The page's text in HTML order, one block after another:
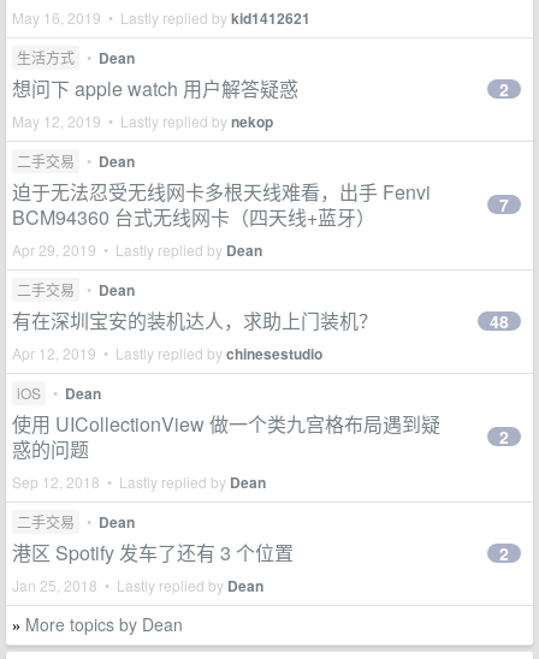
May 16, 2019 • Lastly replied bykid1412621
生活方式 • Dean
想问下 apple watch 用户解答疑惑
May 12, 2019 • Lastly replied bynekop
2
二手交易 • Dean
迫于无法忍受无线网卡多根天线难看，出手 Fenvi
BCM94360 台式无线网卡（四天线+蓝牙）
Apr 29, 2019 • Lastly replied by Dean
7
二手交易 • Dean
有在深圳宝安的装机达人，求助上门装机？
Apr 12, 2019 • Lastly replied bychinesestudio
48
iOS • Dean
使用 UICollectionView 做一个类九宫格布局遇到疑
惑的问题
Sep 12, 2018 • Lastly replied by Dean
2
二手交易 • Dean
港区 Spotify 发车了还有 3 个位置
Jan 25, 2018 • Lastly replied by Dean
2
» More topics by Dean